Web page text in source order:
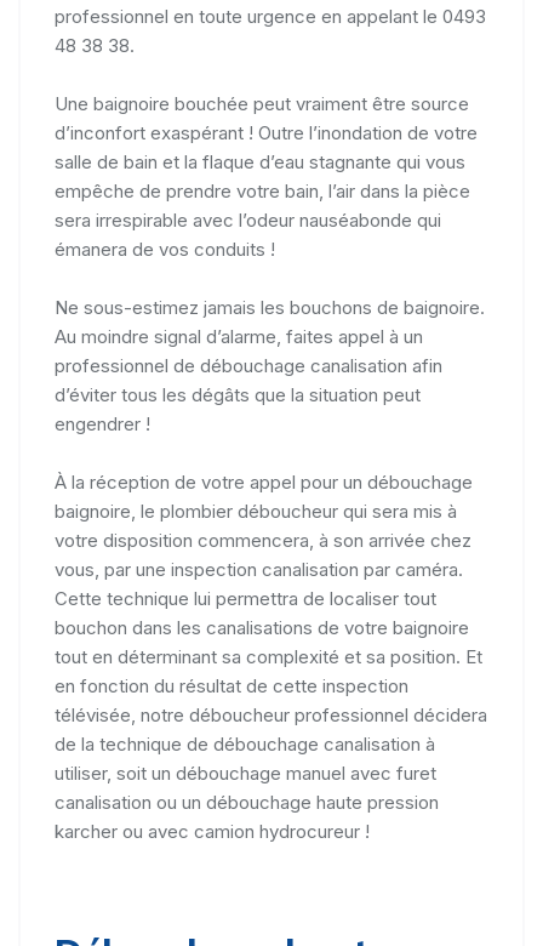
professionnel en toute urgence en appelant le 0493
48 38 38.
Une baignoire bouchée peut vraiment être source
d’inconfort exaspérant ! Outre l’inondation de votre
salle de bain et la flaque d’eau stagnante qui vous
empêche de prendre votre bain, l’air dans la pièce
sera irrespirable avec l’odeur nauséabonde qui
émanera de vos conduits !
Ne sous-estimez jamais les bouchons de baignoire.
Au moindre signal d’alarme, faites appel à un
professionnel de débouchage canalisation afin
d’éviter tous les dégâts que la situation peut
engendrer !
À la réception de votre appel pour un débouchage
baignoire, le plombier déboucheur qui sera mis à
votre disposition commencera, à son arrivée chez
vous, par une inspection canalisation par caméra.
Cette technique lui permettra de localiser tout
bouchon dans les canalisations de votre baignoire
tout en déterminant sa complexité et sa position. Et
en fonction du résultat de cette inspection
télévisée, notre déboucheur professionnel décidera
de la technique de débouchage canalisation à
utiliser, soit un débouchage manuel avec furet
canalisation ou un débouchage haute pression
karcher ou avec camion hydrocureur !